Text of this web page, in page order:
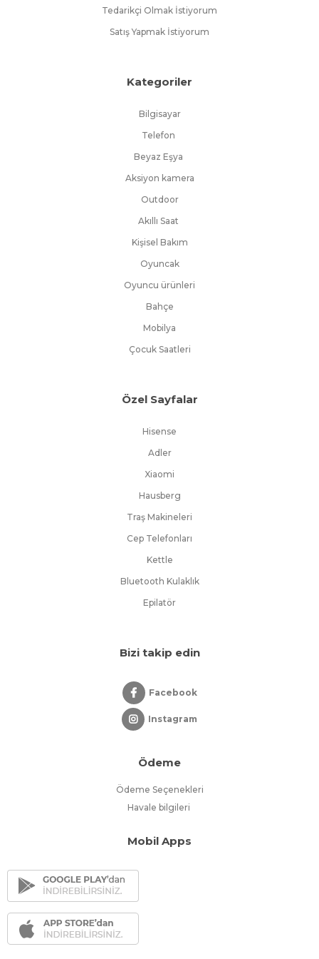
Tedarikçi Olmak İstiyorum
Satış Yapmak İstiyorum
Kategoriler
Bilgisayar
Telefon
Beyaz Eşya
Aksiyon kamera
Outdoor
Akıllı Saat
Kişisel Bakım
Oyuncak
Oyuncu ürünleri
Bahçe
Mobilya
Çocuk Saatleri
Özel Sayfalar
Hisense
Adler
Xiaomi
Hausberg
Traş Makineleri
Cep Telefonları
Kettle
Bluetooth Kulaklık
Epilatör
Bizi takip edin
Facebook
Instagram
Ödeme
Ödeme Seçenekleri
Havale bilgileri
Mobil Apps